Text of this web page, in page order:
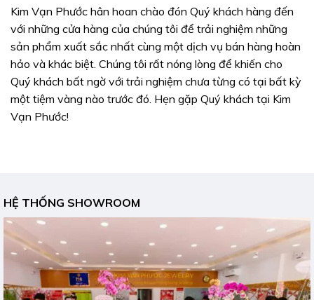
Kim Vạn Phước hân hoan chào đón Quý khách hàng đến
với những cửa hàng của chúng tôi để trải nghiệm những
sản phẩm xuất sắc nhất cùng một dịch vụ bán hàng hoàn
hảo và khác biệt. Chúng tôi rất nóng lòng để khiến cho
Quý khách bất ngờ với trải nghiệm chưa từng có tại bất kỳ
một tiệm vàng nào trước đó. Hẹn gặp Quý khách tại Kim
Vạn Phước!
HỆ THỐNG SHOWROOM